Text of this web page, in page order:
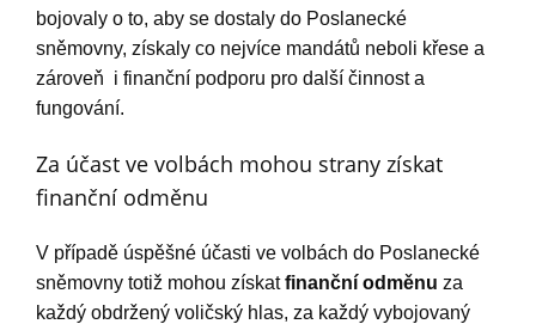
bojovaly o to, aby se dostaly do Poslanecké
sněmovny, získaly co nejvíce mandátů neboli křese a
zároveň i finanční podporu pro další činnost a
fungování.
Za účast ve volbách mohou strany získat
finanční odměnu
V případě úspěšné účasti ve volbách do Poslanecké
sněmovny totiž mohou získatfinanční odměnu za
každý obdržený voličský hlas, za každý vybojovaný